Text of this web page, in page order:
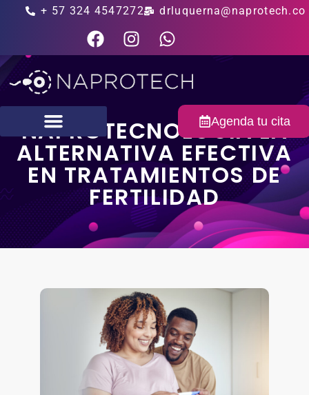
+ 57 324 4547272 drluquerna@naprotech.co
Agenda tu cita
NAPROTECNOLOGÍA LA
ALTERNATIVA EFECTIVA
EN TRATAMIENTOS DE
FERTILIDAD